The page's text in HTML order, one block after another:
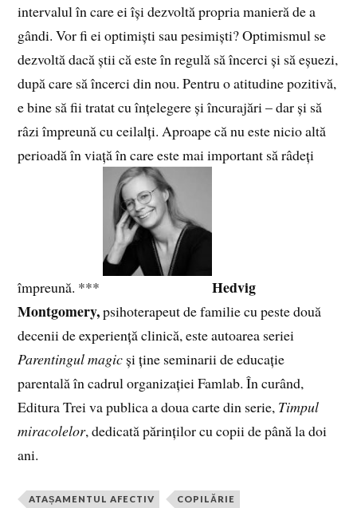
intervalul în care ei își dezvoltă propria manieră de a
gândi. Vor fi ei optimiști sau pesimiști? Optimismul se
dezvoltă dacă știi că este în regulă să încerci și să eșuezi,
după care să încerci din nou. Pentru o atitudine pozitivă,
e bine să fii tratat cu înțelegere și încurajări – dar și să
râzi împreună cu ceilalți. Aproape că nu este nicio altă
perioadă în viață în care este mai important să râdeți
împreună. ***
Hedvig
Montgomery,psihoterapeut de familie cu peste două
decenii de experiență clinică, este autoarea seriei
Parentingul magic și ține seminarii de educație
parentală în cadrul organizației Famlab. În curând,
Editura Trei va publica a doua carte din serie, Timpul
miracolelor, dedicată părinților cu copii de până la doi
ani.
ATAȘAMENTUL AFECTIV COPILĂRIE